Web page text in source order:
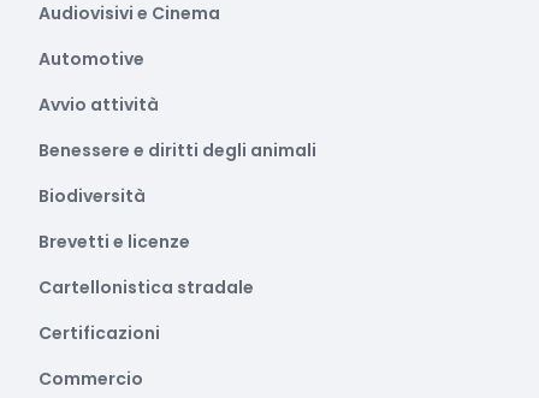
Audiovisivi e Cinema
Automotive
Avvio attività
Benessere e diritti degli animali
Biodiversità
Brevetti e licenze
Cartellonistica stradale
Certificazioni
Commercio